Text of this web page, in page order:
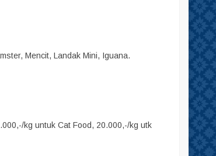
Mencit, Landak Mini, Iguana.
kg untuk Cat Food, 20.000,-/kg utk